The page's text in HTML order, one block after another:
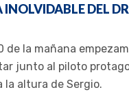
INOLVIDABLE DEL
de la mañana
junto al piloto
la altura de Sergio.